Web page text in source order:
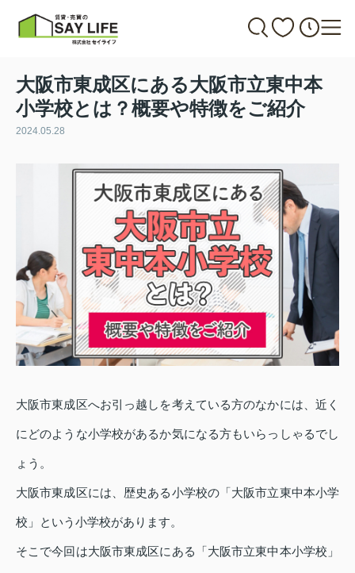
大阪市東成区にある大阪市立東中本
小学校とは？概要や特徴をご紹介
2024.05.28
大阪市東成区へお引っ越しを考えている方のなかには、近く
にどのような小学校があるか気になる方もいらっしゃるでし
ょう。
大阪市東成区には、歴史ある小学校の「大阪市立東中本小学
校」という小学校があります。
そこで今回は大阪市東成区にある「大阪市立東中本小学校」